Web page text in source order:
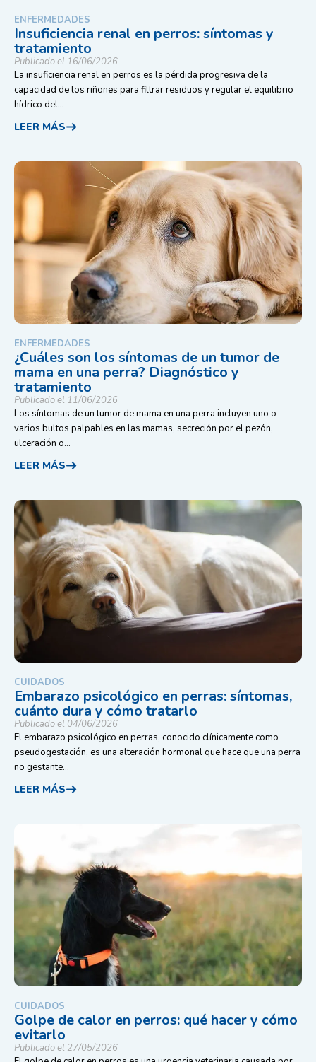
ENFERMEDADES
Insuficiencia renal en perros: síntomas y
tratamiento
Publicado el 16/06/2026
La insuficiencia renal en perros es la pérdida progresiva de la
capacidad de los riñones para filtrar residuos y regular el equilibrio
hídrico del...
LEER MÁS
ENFERMEDADES
¿Cuáles son los síntomas de un tumor de
mama en una perra? Diagnóstico y
tratamiento
Publicado el 11/06/2026
Los síntomas de un tumor de mama en una perra incluyen uno o
varios bultos palpables en las mamas, secreción por el pezón,
ulceración o...
LEER MÁS
CUIDADOS
Embarazo psicológico en perras: síntomas,
cuánto dura y cómo tratarlo
Publicado el 04/06/2026
El embarazo psicológico en perras, conocido clínicamente como
pseudogestación, es una alteración hormonal que hace que una perra
no gestante...
LEER MÁS
CUIDADOS
Golpe de calor en perros: qué hacer y cómo
evitarlo
Publicado el 27/05/2026